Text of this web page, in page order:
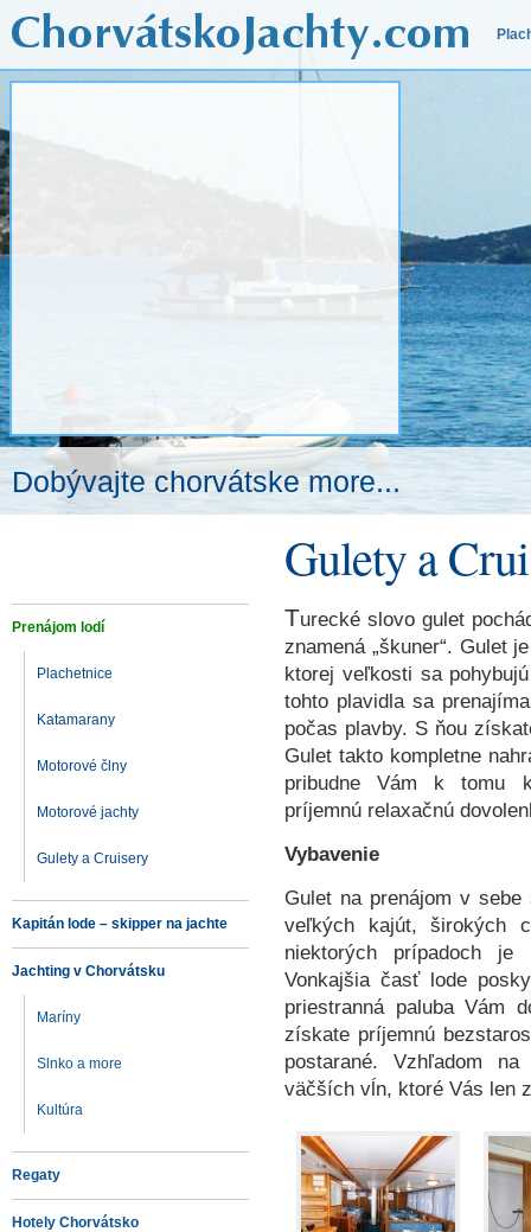
Dobývajte chorvátske more...
Gulety a
Prenájom lodí
Plachetnice
Katamarany
Motorové člny
Motorové jachty
Gulety a Cruisery
Kapitán lode – skipper na jachte
Jachting v Chorvátsku
Maríny
Slnko a more
Kultúra
Regaty
Hotely Chorvátsko
Turecké slovo gulet
znamená „škuner“. Gulet
ktorej veľkosti sa
tohto plavidla sa
počas plavby. S ňou
Gulet takto kompletne
pribudne Vám k tomu
príjemnú relaxačnú
Vybavenie
Gulet na prenájom v
veľkých kajút, širokých
niektorých prípadoch je
Vonkajšia časť lode
priestranná paluba Vám
získate príjemnú
postarané. Vzhľadom
väčších vĺn, ktoré Vás len